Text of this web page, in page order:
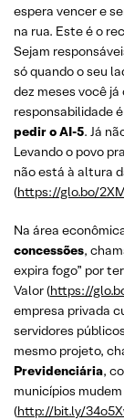
espera vencer e
na rua. Este é o
Sejam
só quando o seu
dez meses você
responsabilidade
pedir o AI-5. Já
Levando o povo
não está à altura
(https://glo.bo/
Na área
concessões,
expira fogo” por
Valor (https://
empresa privada
servidores
mesmo projeto,
Previdenciária,
municípios
(http://bit.ly/